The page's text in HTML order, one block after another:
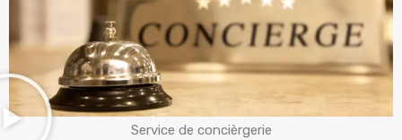
Service de concièrgerie